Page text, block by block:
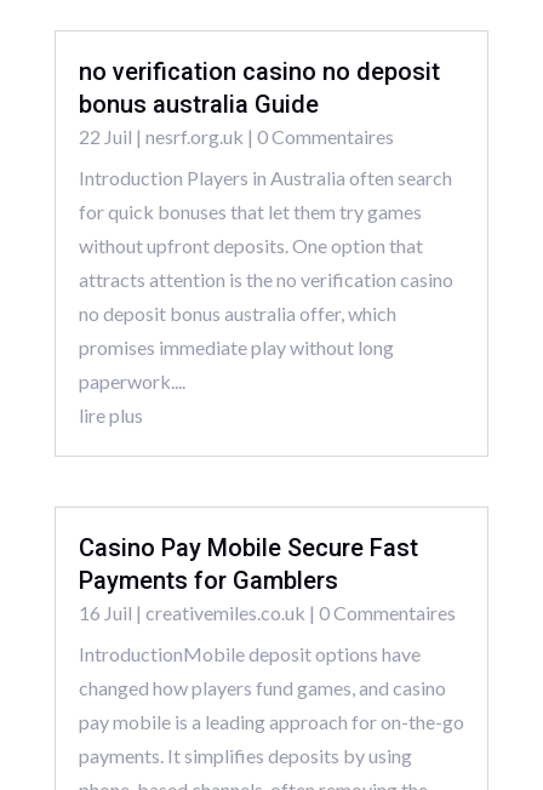
no verification casino no deposit
bonus australia Guide
22 Juil | nesrf.org.uk | 0 Commentaires
Introduction Players in Australia often search
for quick bonuses that let them try games
without upfront deposits. One option that
attracts attention is the no verification casino
no deposit bonus australia offer, which
promises immediate play without long
paperwork....
lire plus
Casino Pay Mobile Secure Fast
Payments for Gamblers
16 Juil | creativemiles.co.uk | 0 Commentaires
IntroductionMobile deposit options have
changed how players fund games, and casino
pay mobile is a leading approach for on-the-go
payments. It simplifies deposits by using